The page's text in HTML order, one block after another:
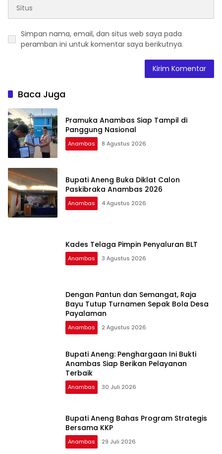
Simpan nama, email, dan situs web saya pada
peramban ini untuk komentar saya berikutnya.
Baca Juga
Pramuka Anambas Siap Tampil di
Panggung Nasional
Anambas 8 Agustus 2026
Bupati Aneng Buka Diklat Calon
Paskibraka Anambas 2026
Anambas 4 Agustus 2026
Kades Telaga Pimpin Penyaluran BLT
Anambas 3 Agustus 2026
Dengan Pantun dan Semangat, Raja
Bayu Tutup Turnamen Sepak Bola Desa
Payalaman
Anambas 2 Agustus 2026
Bupati Aneng: Penghargaan Ini Bukti
Anambas Siap Berikan Pelayanan
Terbaik
Anambas 30 Juli 2026
Bupati Aneng Bahas Program Strategis
Bersama KKP
Anambas 29 Juli 2026